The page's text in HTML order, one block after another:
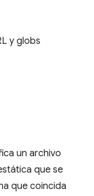
y globs
un archivo
que se
que coincida